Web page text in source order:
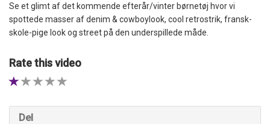
Se et glimt af det kommende efterår/vinter børnetøj hvor vi
spottede masser af denim & cowboylook, cool retrostrik, fransk-
skole-pige look og street på den underspillede måde.
Rate this video
Del